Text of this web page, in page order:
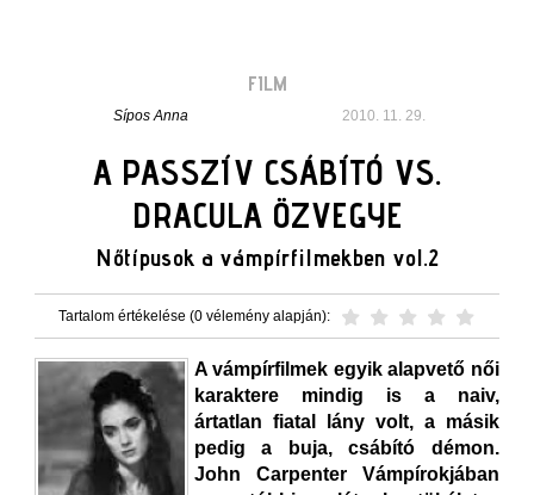
FILM
Sípos Anna 2010. 11. 29.
A PASSZÍV CSÁBÍTÓ VS.
DRACULA ÖZVEGYE
Nőtípusok a vámpírfilmekben vol.2
Tartalom értékelése (0 vélemény alapján):
A vámpírfilmek egyik alapvető női
karaktere mindig is a naiv,
ártatlan fiatal lány volt, a másik
pedig a buja, csábító démon.
John Carpenter Vámpírokjában